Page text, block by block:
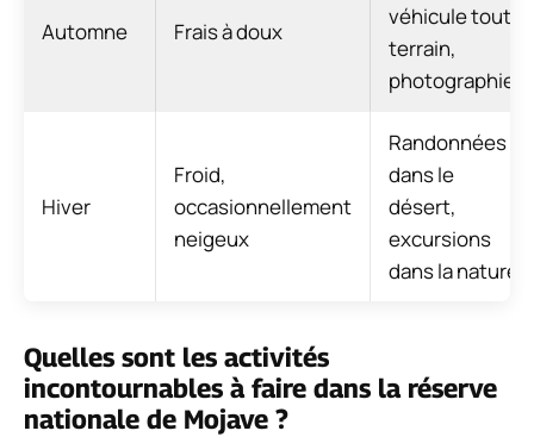
Automne Frais à doux
véhicule tout-
terrain,
photographie
Hiver
Froid,
occasionnellement
neigeux
Randonnées
dans le
désert,
excursions
dans la nature
Quelles sont les activités
incontournables à faire dans la réserve
nationale de Mojave ?